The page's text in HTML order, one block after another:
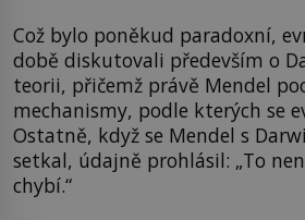
Což bylo poněkud paradoxní,
době diskutovali především o
teorii, přičemž právě Mendel
mechanismy, podle kterých se
Ostatně, když se Mendel s
setkal, údajně prohlásil: „To
chybí.“